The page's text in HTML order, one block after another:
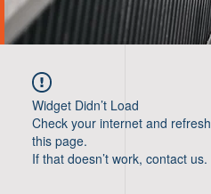
Widget Didn’t Load
Check your internet and refresh
this page.
If that doesn’t work, contact us.